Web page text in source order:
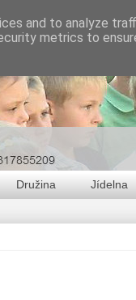
Družina Jídelna
and to analyze
metrics to